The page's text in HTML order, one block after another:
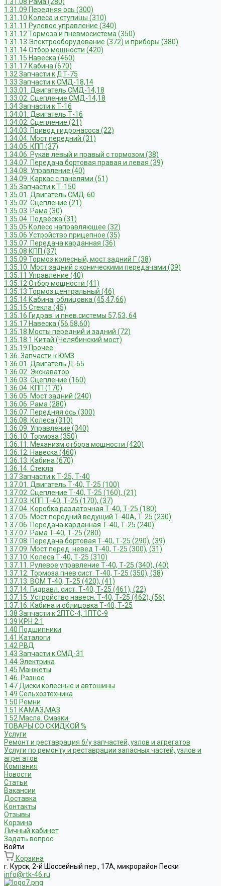
1.31.09 Передняя ось (300)
1.31.10 Колеса и ступицы (310)
1.31.11 Рулевое управление (340)
1.31.12 Тормоза и пневмосистема (350)
1.31.13 Электрооборудование (372) и приборы (380)
1.31.14 Отбор мощности (420)
1.31.15 Навеска (460)
1.31.17 Кабина (670)
1.32 Запчасти к ДТ-75
1.33 Запчасти к СМД-18,14
1.33.01. Двигатель СМД-14,18
1.33.02. Сцепление СМД-14,18
1.34 Запчасти к Т-16
1.34.01. Двигатель Т-16
1.34.02. Сцепление (21)
1.34.03. Привод гидронасоса (22)
1.34.04. Мост передний (31)
1.34.05. КПП (37)
1.34.06. Рукав левый и правый с тормозом (38)
1.34.07. Передача бортовая правая и левая (39)
1.34.08. Управление (40)
1.34.09. Каркас с панелями (51)
1.35 Запчасти к Т-150
1.35.01. Двигатель СМД-60
1.35.02. Сцепление (21)
1.35.03. Рама (30)
1.35.04. Подвеска (31)
1.35.05 Колесо направляющее (32)
1.35.06 Устройство прицепное (35)
1.35.07. Передача карданная (36)
1.35.08 КПП (37)
1.35.09 Тормоз колесный, мост задний Г (38)
1.35.10. Мост задний с коническими передачами (39)
1.35.11 Управление (40)
1.35.12 Отбор мощности (41)
1.35.13 Тормоз центральный (46)
1.35.14 Кабина, облицовка (45,47,66)
1.35.15 Стекла (45)
1.35.16 Гидрав. и пнев.системы 57,53, 64
1.35.17 Навеска (56,58,60)
1.35.18 Мосты передний и задний (72)
1.35.18.1 Китай (Челябинский мост)
1.35.19 Прочее
1.36. Запчасти к ЮМЗ
1.36.01. Двигатель Д-65
1.36.02. Экскаватор
1.36.03. Сцепление (160)
1.36.04. КПП (170)
1.36.05. Мост задний (240)
1.36.06. Рама (280)
1.36.07. Передняя ось (300)
1.36.08. Колеса (310)
1.36.09. Управление (340)
1.36.10. Тормоза (350)
1.36.11. Механизм отбора мощности (420)
1.36.12. Навеска (460)
1.36.13. Кабина (670)
1.36.14. Стекла
1.37 Запчасти к Т-25, Т-40
1.37.01. Двигатель Т-40, Т-25 (100)
1.37.02. Сцепление Т-40, Т-25 (160), (21)
1.37.03. КПП Т-40, Т-25 (170), (37)
1.37.04. Коробка раздаточная Т-40, Т-25 (180)
1.37.05. Мост передний ведущий Т-40А, Т-25 (230)
1.37.06. Передача карданная Т-40, Т-25 (240)
1.37.07. Рама Т-40, Т-25 (280)
1.37.08. Передача бортовая Т-40, Т-25 (290), (39)
1.37.09. Мост перед. невед Т-40, Т-25 (300), (31)
1.37.10. Колеса Т-40, Т-25 (310)
1.37.11. Рулевое управление Т-40, Т-25 (340), (40)
1.37.12. Тормоза пнев.сист. Т-40, Т-25 (350), (38)
1.37.13. ВОМ Т-40, Т-25 (420), (41)
1.37.14. Гидравл. сист. Т-40, Т-25 (461), (22)
1.37.15. Устройство навесн. Т-40, Т-25 (462), (56)
1.37.16. Кабина и облицовка Т-40, Т-25
1.38 Запчасти к 2ПТС-4, 1ПТС-9
1.39 КРН 2.1
1.40 Подшипники
1.41 Каталоги
1.42 РВД
1.43 Запчасти к СМД-31
1.44 Электрика
1.45 Манжеты
1.46. Разное
1.47 Диски колесные и автошины
1.49 Сельхозтехника
1.50 Ремни
1.51 КАМАЗ,МАЗ
1.52 Масла. Смазки.
ТОВАРЫ СО СКИДКОЙ %
Услуги
Ремонт и реставрация б/у запчастей, узлов и агрегатов
Услуги по ремонту и реставрации запасных частей, узлов и
агрегатов
Компания
Новости
Статьи
Вакансии
Доставка
Контакты
Отзывы
Корзина
Личный кабинет
Задать вопрос
Войти
Корзина
г. Курск, 2-й Шоссейный пер., 17А, микрорайон Пески
info@rtk-46.ru